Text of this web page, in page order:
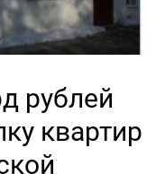
рублей
квартир